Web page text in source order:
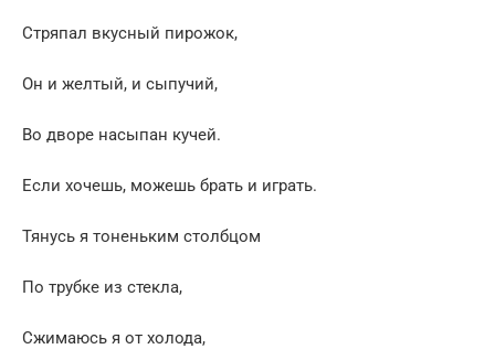
Стряпал вкусный пирожок,
Он и желтый, и сыпучий,
Во дворе насыпан кучей.
Если хочешь, можешь брать и играть.
Тянусь я тоненьким столбцом
По трубке из стекла,
Сжимаюсь я от холода,